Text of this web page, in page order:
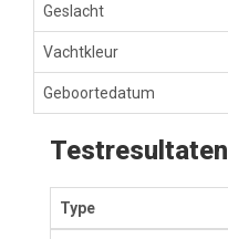
Geslacht
Vachtkleur
Geboortedatum
Testresultaten
Type